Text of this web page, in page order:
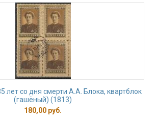
лет со дня смерти А.А. Блока, квартблок
(гашёный) (1813)
180,00 руб.